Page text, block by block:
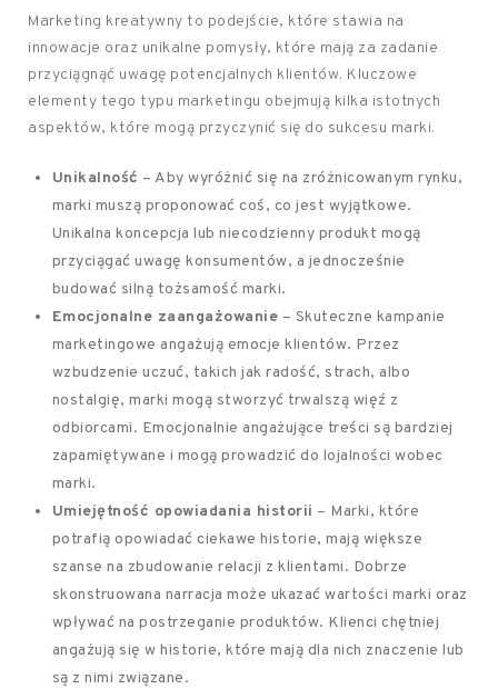
Marketing kreatywny to podejście, które stawia na
innowacje oraz unikalne pomysły, które mają za zadanie
przyciągnąć uwagę potencjalnych klientów. Kluczowe
elementy tego typu marketingu obejmują kilka istotnych
aspektów, które mogą przyczynić się do sukcesu marki.
Unikalność – Aby wyróżnić się na zróżnicowanym rynku,
marki muszą proponować coś, co jest wyjątkowe.
Unikalna koncepcja lub niecodzienny produkt mogą
przyciągać uwagę konsumentów, a jednocześnie
budować silną tożsamość marki.
Emocjonalne zaangażowanie – Skuteczne kampanie
marketingowe angażują emocje klientów. Przez
wzbudzenie uczuć, takich jak radość, strach, albo
nostalgię, marki mogą stworzyć trwalszą więź z
odbiorcami. Emocjonalnie angażujące treści są bardziej
zapamiętywane i mogą prowadzić do lojalności wobec
marki.
Umiejętność opowiadania historii – Marki, które
potrafią opowiadać ciekawe historie, mają większe
szanse na zbudowanie relacji z klientami. Dobrze
skonstruowana narracja może ukazać wartości marki oraz
wpływać na postrzeganie produktów. Klienci chętniej
angażują się w historie, które mają dla nich znaczenie lub
są z nimi związane.